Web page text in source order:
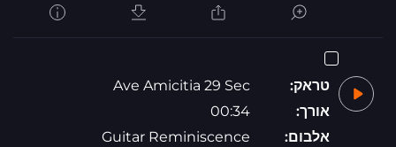
טראק:
Ave Amicitia 29 Sec
אורך:
00:34
אלבום:
Guitar Reminiscence